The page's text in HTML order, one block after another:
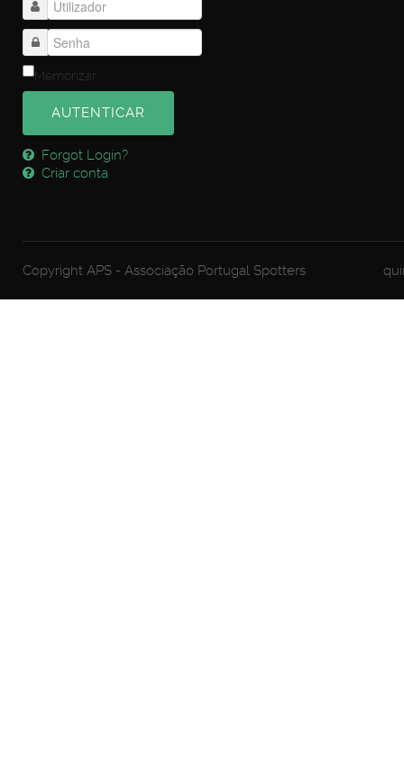
Memorizar
AUTENTICAR
Forgot Login?
Criar conta
Copyright APS - Associação Portugal Spotters